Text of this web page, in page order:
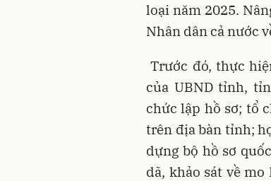
loại năm 2025.
Nhân dân cả nước
Trước đó, thực
của UBND tỉnh,
chức lập hồ sơ; tổ
trên địa bàn tỉnh;
dựng bộ hồ sơ
dã, khảo sát về